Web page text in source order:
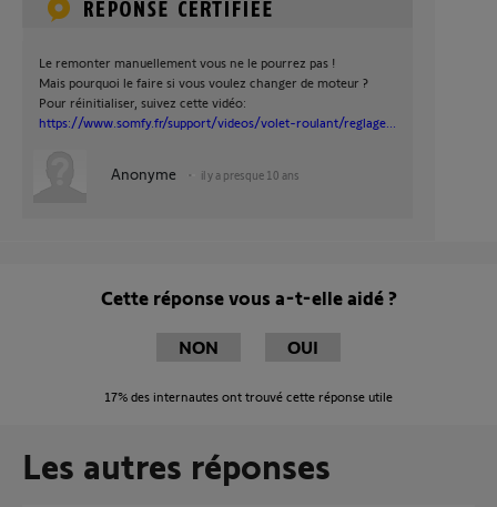
Le remonter manuellement vous ne le pourrez pas !
Mais pourquoi le faire si vous voulez changer de moteur ?
Pour réinitialiser, suivez cette vidéo:
https://www.somfy.fr/support/videos/volet-roulant/reglage...
Anonyme il y a presque 10 ans
Cette réponse vous a-t-elle aidé ?
NON OUI
17% des internautes ont trouvé cette réponse utile
Les autres réponses